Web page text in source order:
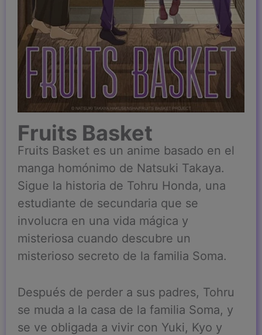
Fruits Basket
Fruits Basket es un anime basado en el
manga homónimo de Natsuki Takaya.
Sigue la historia de Tohru Honda, una
estudiante de secundaria que se
involucra en una vida mágica y
misteriosa cuando descubre un
misterioso secreto de la familia Soma.
Después de perder a sus padres, Tohru
se muda a la casa de la familia Soma, y
se ve obligada a vivir con Yuki, Kyo y